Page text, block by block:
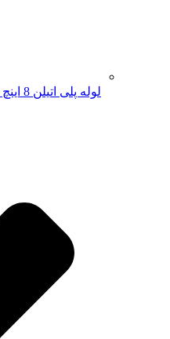
لوله پلی اتیلن 8 اینچ (200 میلیمتر)